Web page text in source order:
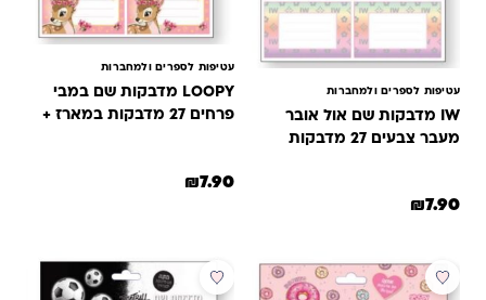
עטיפות לספרים ולמחברות
IW מדבקות שם אול אובר
מעבר צבעים 27 מדבקות
₪7.90
עטיפות לספרים ולמחברות
LOOPY מדבקות שם במבי
פרחים 27 מדבקות במארז +
₪7.90